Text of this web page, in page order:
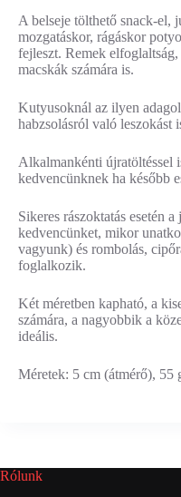
A belseje tölthető snack-el,
mozgatáskor, rágáskor
fejleszt. Remek
macskák számára is.
Kutyusoknál az ilyen
habzsolásról való leszokást
Alkalmankénti újratöltéssel
kedvencünknek ha később
Sikeres rászoktatás esetén
kedvencünket, mikor
vagyunk) és rombolás,
foglalkozik.
Két méretben kapható, a
számára, a nagyobbik a
ideális.
Méretek: 5 cm (átmérő), 55
Rólunk